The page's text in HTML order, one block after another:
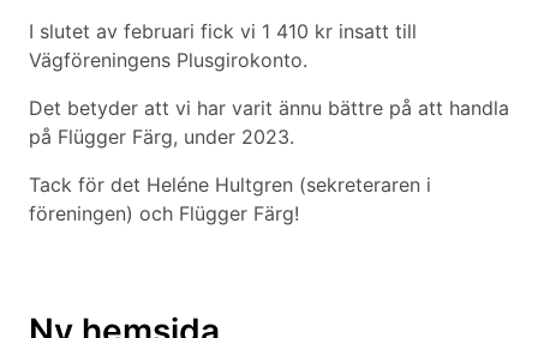
I slutet av februari fick vi 1 410 kr insatt till
Vägföreningens Plusgirokonto.
Det betyder att vi har varit ännu bättre på att handla
på Flügger Färg, under 2023.
Tack för det Heléne Hultgren (sekreteraren i
föreningen) och Flügger Färg!